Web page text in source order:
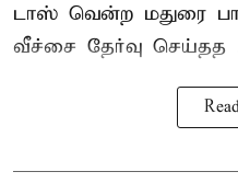
டாஸ் வென்ற மதுரை
வீச்சை தேர்வு செய்தத